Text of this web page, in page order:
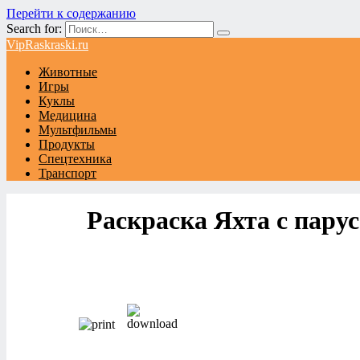
Перейти к содержанию
Search for:
VipRaskraski.ru
Животные
Игры
Куклы
Медицина
Мультфильмы
Продукты
Спецтехника
Транспорт
Раскраска Яхта с